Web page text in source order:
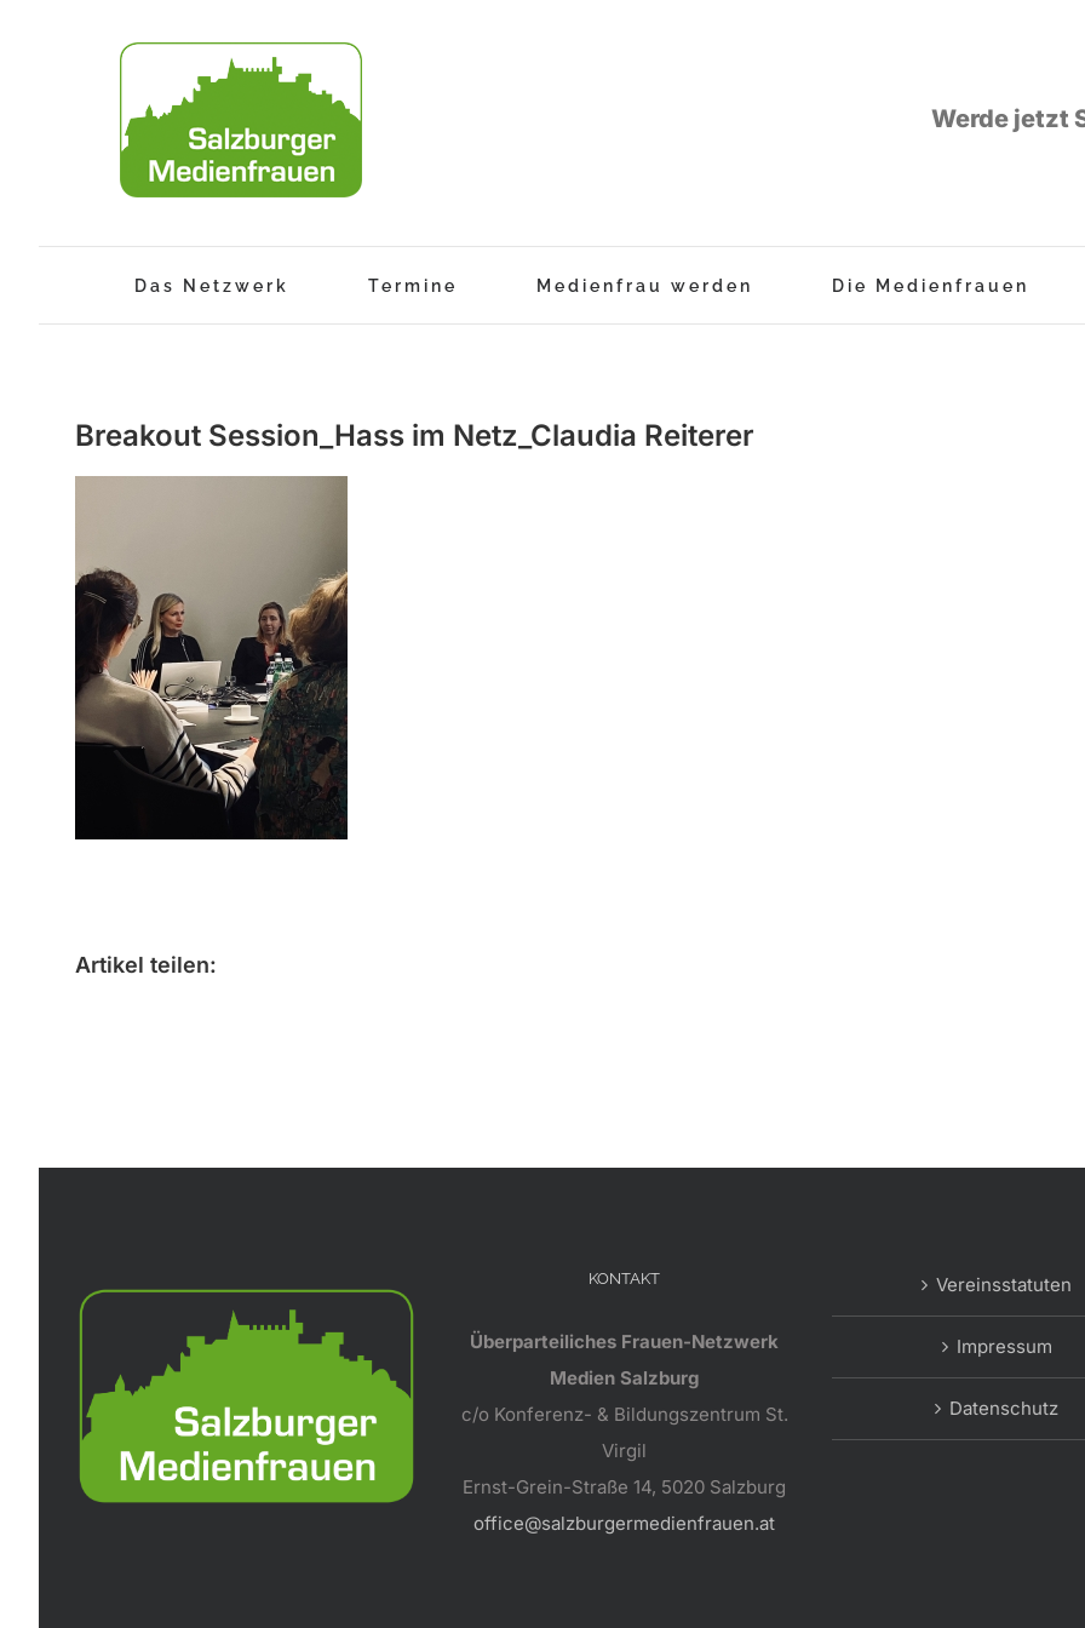
Werde jetzt
Das Netzwerk Termine Medienfrau werden Die Medienfrauen
Breakout Session_Hass im Netz_Claudia Reiterer
Artikel teilen:
KONTAKT
Überparteiliches Frauen-Netzwerk
Medien Salzburg
c/o Konferenz- & Bildungszentrum St.
Virgil
Ernst-Grein-Straße 14, 5020 Salzburg
office@salzburgermedienfrauen.at
Vereinsstatuten
Impressum
Datenschutz